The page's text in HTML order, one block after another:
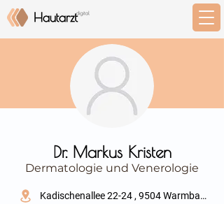
Dr. Markus Kristen
Dermatologie und Venerologie
Kadischenallee 22-24 , 9504 Warmbad-Villach